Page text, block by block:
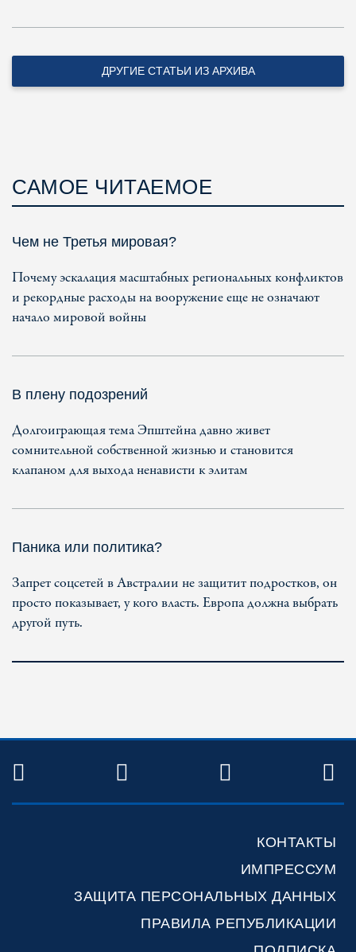
ДРУГИЕ СТАТЬИ ИЗ АРХИВА
САМОЕ ЧИТАЕМОЕ
Чем не Третья мировая?
Почему эскалация масштабных региональных конфликтов
и рекордные расходы на вооружение еще не означают
начало мировой войны
В плену подозрений
Долгоиграющая тема Эпштейна давно живет
сомнительной собственной жизнью и становится
клапаном для выхода ненависти к элитам
Паника или политика?
Запрет соцсетей в Австралии не защитит подростков, он
просто показывает, у кого власть. Европа должна выбрать
другой путь.
TWITTER FACEBOOKYOUTUBE
КОНТАКТЫ
ИМПРЕССУМ
ЗАЩИТА ПЕРСОНАЛЬНЫХ ДАННЫХ
ПРАВИЛА РЕПУБЛИКАЦИИ